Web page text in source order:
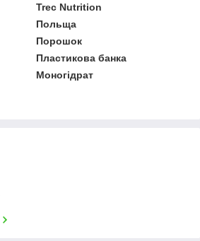
Trec Nutrition
Польща
Порошок
Пластикова банка
Моногідрат